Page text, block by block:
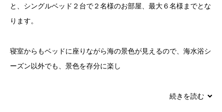
と、シングルベッド２台で２名様のお部屋、最大６名様までとな
ります。
寝室からもベッドに座りながら海の景色が見えるので、海水浴シ
ーズン以外でも、景色を存分に楽し
みたい方にお勧めです。キッチンには可愛らしい・お洒落な食器
続きを読む